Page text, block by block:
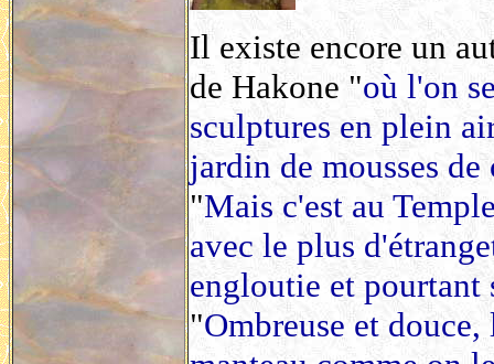
Il existe encore un
de Hakone "où l'on
sculptures en plein
jardin de mousses
"Mais c'est au
avec le plus
engloutie et pourtant
"Ombreuse et